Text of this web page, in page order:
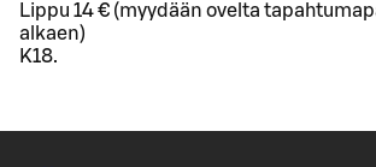
Lippu 14 € (myydään ovelta
alkaen)
K18.